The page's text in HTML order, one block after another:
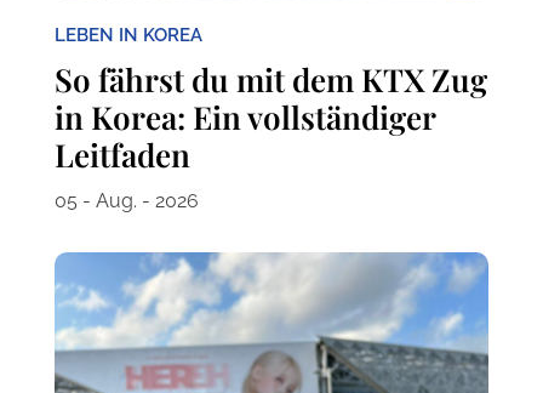
LEBEN IN KOREA
So fährst du mit dem KTX Zug
in Korea: Ein vollständiger
Leitfaden
05 - Aug. - 2026